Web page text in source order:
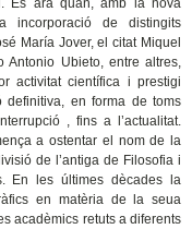
És ara quan, amb la nova
incorporació de distingits
María Jover, el citat Miquel
Antonio Ubieto, entre altres,
activitat científica i prestigi
definitiva, en forma de toms
, fins a l’actualitat.
a ostentar el nom de la
de l’antiga de Filosofia i
En les últimes dècades la
en matèria de la seua
acadèmics retuts a diferents